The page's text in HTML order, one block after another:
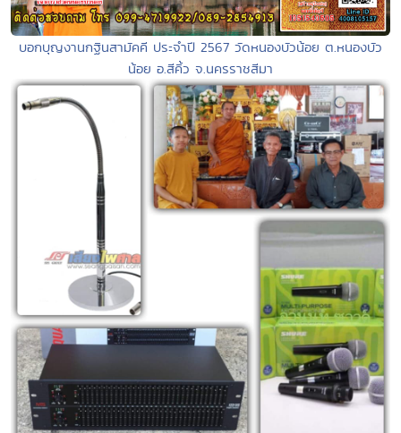
บอกบุญงานกฐินสามัคคี ประจำปี 2567 วัดหนองบัวน้อย ต.หนองบัว
น้อย อ.สีคิ้ว จ.นครราชสีมา